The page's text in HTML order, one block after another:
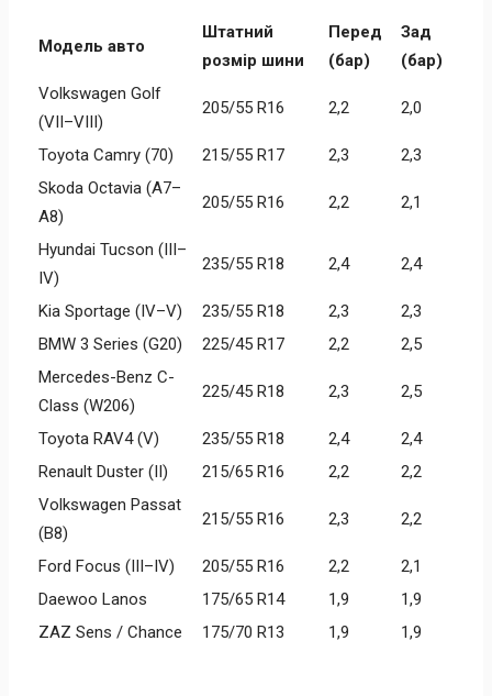
Модель авто
Штатний
розмір шини
Перед
(бар)
Зад
(бар)
Volkswagen Golf
(VII–VIII)
205/55 R16 2,2 2,0
Toyota Camry (70) 215/55 R17 2,3
2,3
Skoda Octavia (A7–
A8)
205/55 R16 2,2 2,1
Hyundai Tucson (III–
IV)
235/55 R18 2,4 2,4
Kia Sportage (IV–V) 235/55 R18 2,3
2,3
BMW 3 Series (G20)
225/45 R17 2,2
2,5
Mercedes-Benz C-
Class (W206)
225/45 R18 2,3 2,5
Toyota RAV4 (V) 235/55 R18 2,4
2,4
Renault Duster (II)
215/65 R16 2,2
2,2
Volkswagen Passat
(B8)
215/55 R16 2,3 2,2
Ford Focus (III–IV) 205/55 R16 2,2
2,1
Daewoo Lanos
175/65 R14 1,9
1,9
ZAZ Sens / Chance
175/70 R13 1,9 1,9